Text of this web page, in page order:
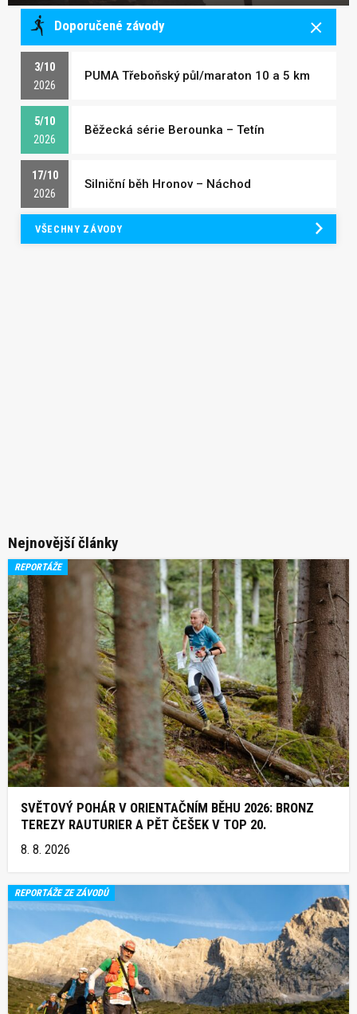
Doporučené závody
3/10
2026
PUMA Třeboňský půl/maraton 10 a 5 km
5/10
2026
Běžecká série Berounka – Tetín
17/10
2026
Silniční běh Hronov – Náchod
VŠECHNY ZÁVODY
Nejnovější články
REPORTÁŽE
SVĚTOVÝ POHÁR V ORIENTAČNÍM BĚHU 2026: BRONZ
TEREZY RAUTURIER A PĚT ČEŠEK V TOP 20.
8. 8. 2026
REPORTÁŽE ZE ZÁVODŮ